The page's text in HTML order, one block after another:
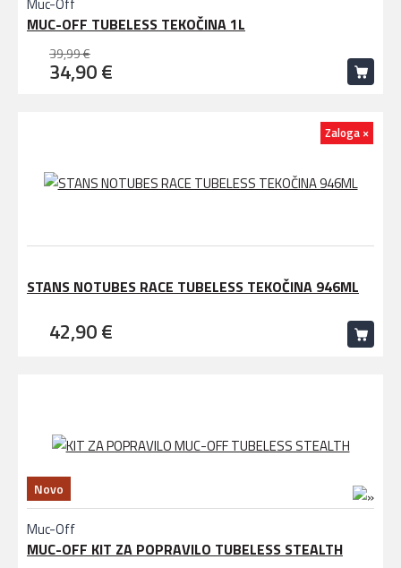
MUC-OFF TUBELESS TEKOČINA 1L
39,99 €
34,90 €
Zaloga ×
STANS NOTUBES RACE TUBELESS TEKOČINA 946ML
42,90 €
Novo
Muc-Off
MUC-OFF KIT ZA POPRAVILO TUBELESS STEALTH